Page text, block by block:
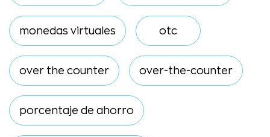
monedas virtuales otc
over the counter over-the-counter
porcentaje de ahorro